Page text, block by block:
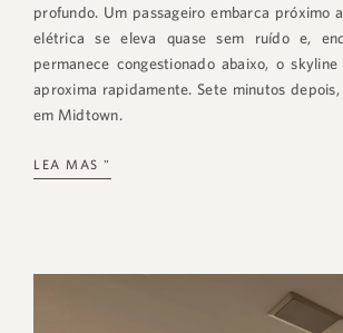
profundo. Um passageiro embarca próximo
elétrica se eleva quase sem ruído e,
permanece congestionado abaixo, o
aproxima rapidamente. Sete minutos
em Midtown.
LEA MAS "